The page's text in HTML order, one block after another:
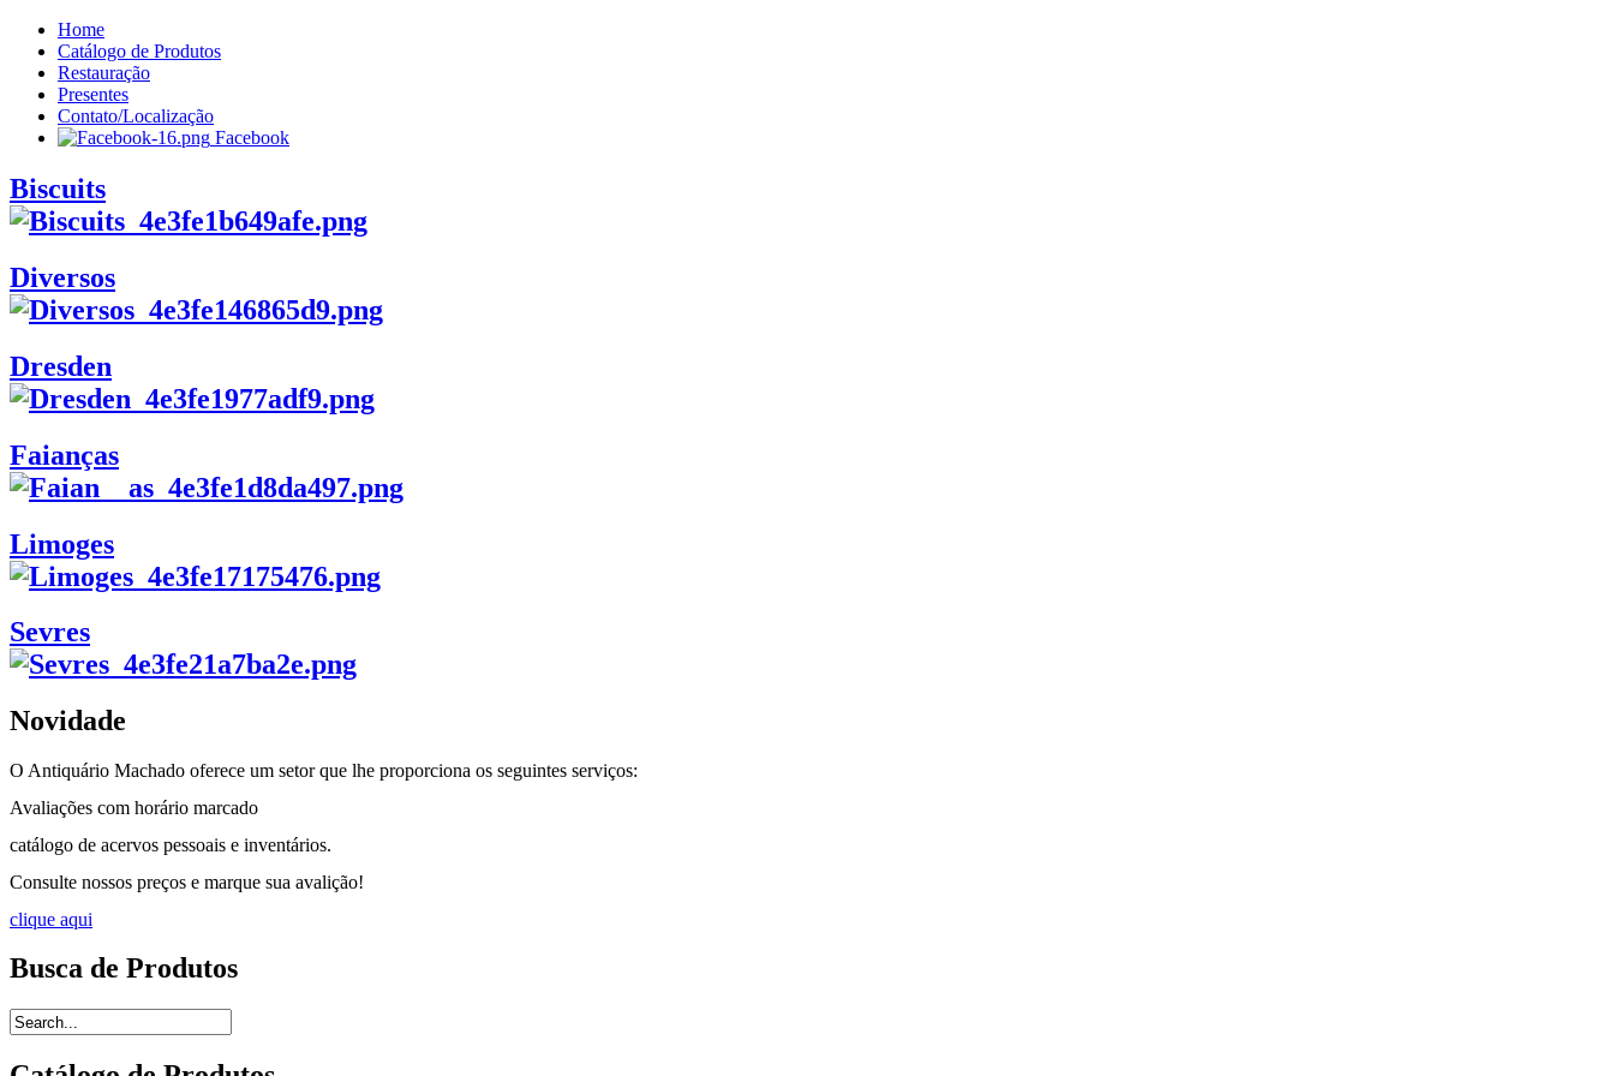
Home
Catálogo de Produtos
Restauração
Presentes
Contato/Localização
Facebook
Biscuits
Diversos
Dresden
Faianças
Limoges
Sevres
Novidade
O Antiquário Machado oferece um setor que lhe proporciona os seguintes serviços:
Avaliações com horário marcado
catálogo de acervos pessoais e inventários.
Consulte nossos preços e marque sua avalição!
clique aqui
Busca de Produtos